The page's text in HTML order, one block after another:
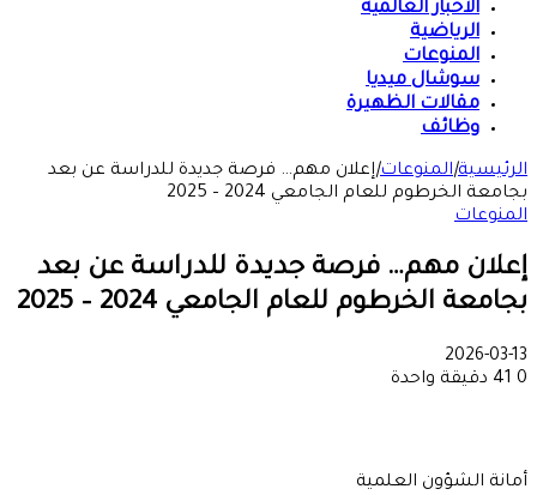
الأخبار العالمية
الرياضية
المنوعات
سوشال ميديا
مقالات الظهيرة
وظائف
الرئيسية|المنوعات|إعلان مهم… فرصة جديدة للدراسة عن بعد
بجامعة الخرطوم للعام الجامعي 2024 – 2025
المنوعات
إعلان مهم… فرصة جديدة للدراسة عن بعد
بجامعة الخرطوم للعام الجامعي 2024 – 2025
2026-03-13
0
دقيقة واحدة
أمانة الشؤون العلمية